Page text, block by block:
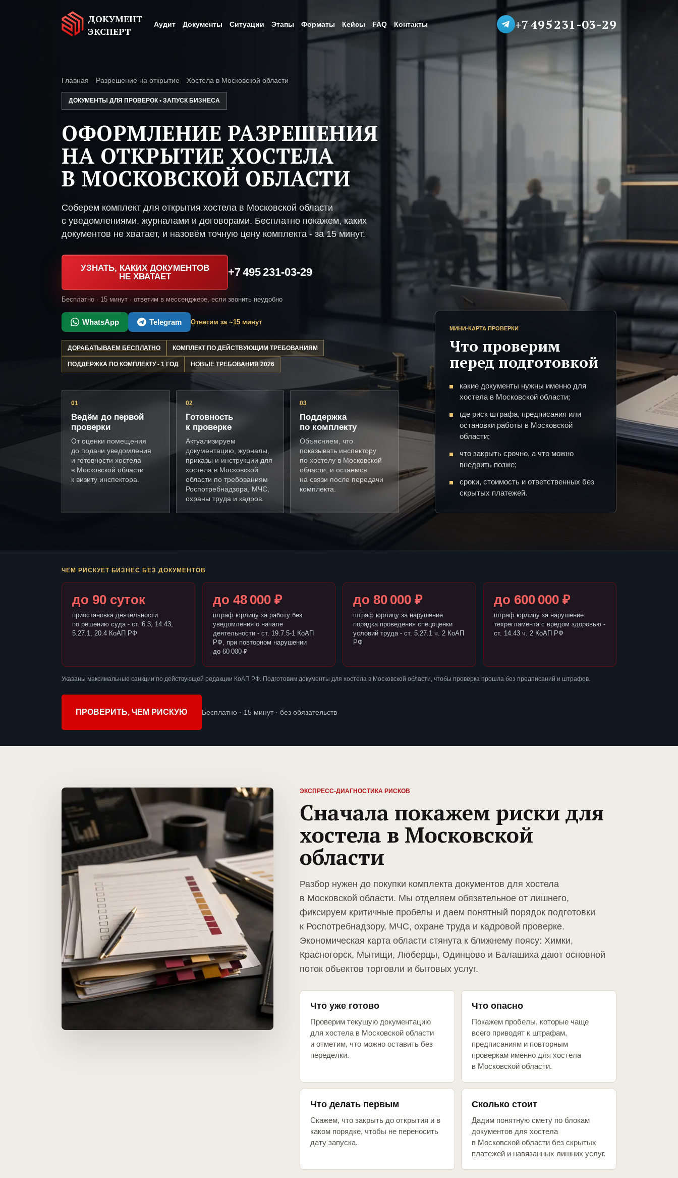
ДОКУМЕНТ
ЭКСПЕРТ
Аудит Документы Ситуации Этапы Форматы Кейсы FAQ Контакты +7 495 231-03-29
Главная Разрешение на открытие Хостела в Московской области
ДОКУМЕНТЫ ДЛЯ ПРОВЕРОК • ЗАПУСК БИЗНЕСА
ОФОРМЛЕНИЕ РАЗРЕШЕНИЯ
НА ОТКРЫТИЕ ХОСТЕЛА
В МОСКОВСКОЙ ОБЛАСТИ
Соберем комплект для открытия хостела в Московской области
с уведомлениями, журналами и договорами. Бесплатно покажем, каких
документов не хватает, и назовём точную цену комплекта - за 15 минут.
УЗНАТЬ, КАКИХ ДОКУМЕНТОВ
НЕ ХВАТАЕТ
+7 495 231-03-29
Бесплатно · 15 минут · ответим в мессенджере, если звонить неудобно
WhatsApp Telegram Ответим за ~15 минут
ДОРАБАТЫВАЕМ БЕСПЛАТНО КОМПЛЕКТ ПО ДЕЙСТВУЮЩИМ ТРЕБОВАНИЯМ
ПОДДЕРЖКА ПО КОМПЛЕКТУ - 1 ГОД НОВЫЕ ТРЕБОВАНИЯ 2026
01
Ведём до первой
проверки
От оценки помещения
до подачи уведомления
и готовности хостела
в Московской области
к визиту инспектора.
02
Готовность
к проверке
Актуализируем
документацию, журналы,
приказы и инструкции для
хостела в Московской
области по требованиям
Роспотребнадзора, МЧС,
охраны труда и кадров.
03
Поддержка
по комплекту
Объясняем, что
показывать инспектору
по хостелу в Московской
области, и остаемся
на связи после передачи
комплекта.
МИНИ-КАРТА ПРОВЕРКИ
Что проверим
перед подготовкой
какие документы нужны именно для
хостела в Московской области;
где риск штрафа, предписания или
остановки работы в Московской
области;
что закрыть срочно, а что можно
внедрить позже;
сроки, стоимость и ответственных без
скрытых платежей.
ЧЕМ РИСКУЕТ БИЗНЕС БЕЗ ДОКУМЕНТОВ
до 90 суток
приостановка деятельности
по решению суда - ст. 6.3, 14.43,
5.27.1, 20.4 КоАП РФ
до 48 000 ₽
штраф юрлицу за работу без
уведомления о начале
деятельности - ст. 19.7.5-1 КоАП
РФ, при повторном нарушении
до 60 000 ₽
до 80 000 ₽
штраф юрлицу за нарушение
порядка проведения спецоценки
условий труда - ст. 5.27.1 ч. 2 КоАП
РФ
до 600 000 ₽
штраф юрлицу за нарушение
техрегламента с вредом здоровью -
ст. 14.43 ч. 2 КоАП РФ
Указаны максимальные санкции по действующей редакции КоАП РФ. Подготовим документы для хостела в Московской области, чтобы проверка прошла без предписаний и штрафов.
ПРОВЕРИТЬ, ЧЕМ РИСКУЮ Бесплатно · 15 минут · без обязательств
ЭКСПРЕСС-ДИАГНОСТИКА РИСКОВ
Сначала покажем риски для
хостела в Московской
области
Разбор нужен до покупки комплекта документов для хостела
в Московской области. Мы отделяем обязательное от лишнего,
фиксируем критичные пробелы и даем понятный порядок подготовки
к Роспотребнадзору, МЧС, охране труда и кадровой проверке.
Экономическая карта области стянута к ближнему поясу: Химки,
Красногорск, Мытищи, Люберцы, Одинцово и Балашиха дают основной
поток объектов торговли и бытовых услуг.
Что уже готово
Проверим текущую документацию
для хостела в Московской области
и отметим, что можно оставить без
переделки.
Что опасно
Покажем пробелы, которые чаще
всего приводят к штрафам,
предписаниям и повторным
проверкам именно для хостела
в Московской области.
Что делать первым
Скажем, что закрыть до открытия и в
каком порядке, чтобы не переносить
дату запуска.
Сколько стоит
Дадим понятную смету по блокам
документов для хостела
в Московской области без скрытых
платежей и навязанных лишних услуг.